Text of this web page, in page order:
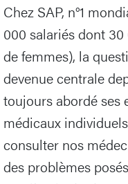
Chez SAP, n°1
000 salariés dont
de femmes), la
devenue centrale
toujours abordé ses
médicaux
consulter nos
des problèmes